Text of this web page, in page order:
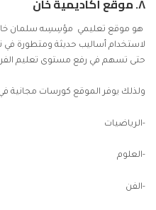
٨. موقع أكاديمية خان
هو موقع تعليمي مؤسِسِه سلمان
لاستخدام أساليب حديثة ومتطورة في
حتى تسهم في رفع مستوى تعليم
ولذلك يوفر الموقع كورسات مجانية
-الرياضيات
-العلوم
-الفن